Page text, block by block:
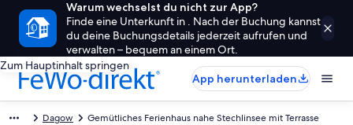
Warum wechselst du nicht zur App?
Finde eine Unterkunft in . Nach der Buchung kannst
du deine Buchungsdetails jederzeit aufrufen und
verwalten – bequem an einem Ort.
Zum Hauptinhalt springen
App herunterladen
Dagow Gemütliches Ferienhaus nahe Stechlinsee mit Terrasse